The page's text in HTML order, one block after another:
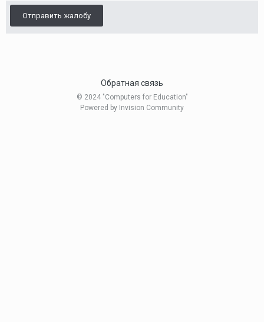
Отправить жалобу
Обратная связь
© 2024 "Computers for Education"
Powered by Invision Community